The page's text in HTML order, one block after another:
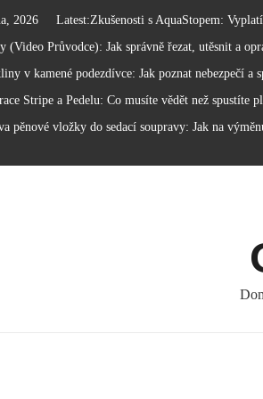
2026 Latest:Zkušenosti s AquaStopem:
(Video Průvodce): Jak správně řezat, utěsnit a
v kamené podezdívce: Jak poznat nebezpečí a
Stripe a Pedelu: Co musíte vědět než spustíte
pěnové vložky do sedací soupravy: Jak na